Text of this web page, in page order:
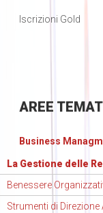
Iscrizioni Gold
AREE
Business
La Gestione delle
Benessere
Strumenti di Direzione